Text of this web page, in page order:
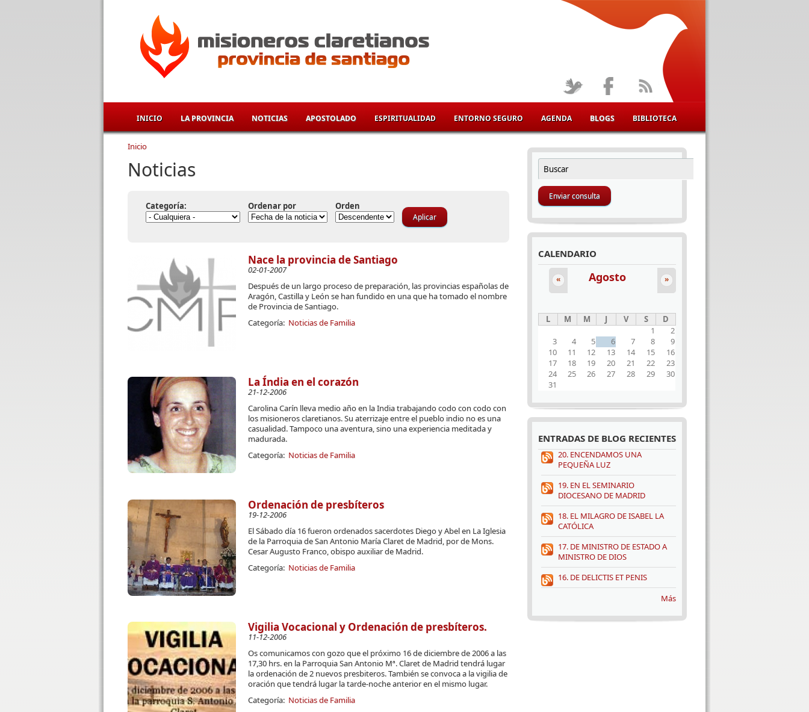
INICIO LA PROVINCIA NOTICIAS APOSTOLADO ESPIRITUALIDAD ENTORNO SEGURO AGENDA BLOGS BIBLIOTECA
Se encuentra usted aquí
Inicio
Noticias
Categoría: Ordenar por Orden
Nace la provincia de Santiago
02-01-2007
Después de un largo proceso de preparación, las provincias españolas de
Aragón, Castilla y León se han fundido en una que ha tomado el nombre
de Provincia de Santiago.
Categoría: Noticias de Familia
La Índia en el corazón
21-12-2006
Carolina Carín lleva medio año en la India trabajando codo con codo con
los misioneros claretianos. Su aterrizaje entre el pueblo indio no es una
casualidad. Tampoco una aventura, sino una experiencia meditada y
madurada.
Categoría: Noticias de Familia
Ordenación de presbíteros
19-12-2006
El Sábado día 16 fueron ordenados sacerdotes Diego y Abel en La Iglesia
de la Parroquia de San Antonio María Claret de Madrid, por de Mons.
Cesar Augusto Franco, obispo auxiliar de Madrid.
Categoría: Noticias de Familia
Vigilia Vocacional y Ordenación de presbíteros.
11-12-2006
Os comunicamos con gozo que el próximo 16 de diciembre de 2006 a las
17,30 hrs. en la Parroquia San Antonio Mª. Claret de Madrid tendrá lugar
la ordenación de 2 nuevos presbiteros. También se convoca a la vigilia de
oración que tendrá lugar la tarde-noche anterior en el mismo lugar.
Categoría: Noticias de Familia
FORMULARIO DE BÚSQUEDA
Buscar
CALENDARIO
Agosto
« »
L M M J V S
D
1
2
3
4 5 6 7 8
9
10
11 12 13 14 15
16
17
18 19 20 21 22
23
24
25 26 27 28 29
30
31
ENTRADAS DE BLOG RECIENTES
20. ENCENDAMOS UNA
PEQUEÑA LUZ
19. EN EL SEMINARIO
DIOCESANO DE MADRID
18. EL MILAGRO DE ISABEL LA
CATÓLICA
17. DE MINISTRO DE ESTADO A
MINISTRO DE DIOS
16. DE DELICTIS ET PENIS
Más